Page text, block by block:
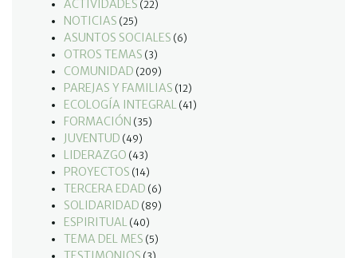
ACTIVIDADES (22)
NOTICIAS (25)
ASUNTOS SOCIALES (6)
OTROS TEMAS (3)
COMUNIDAD (209)
PAREJAS Y FAMILIAS (12)
ECOLOGÍA INTEGRAL (41)
FORMACIÓN (35)
JUVENTUD (49)
LIDERAZGO (43)
PROYECTOS (14)
TERCERA EDAD (6)
SOLIDARIDAD (89)
ESPIRITUAL (40)
TEMA DEL MES (5)